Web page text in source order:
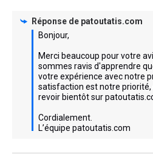
Réponse de patoutatis.com
Bonjour,
Merci beaucoup pour votre
sommes ravis d'apprendre
votre expérience avec notre
satisfaction est notre priorité,
revoir bientôt sur
Cordialement.
L’équipe patoutatis.com